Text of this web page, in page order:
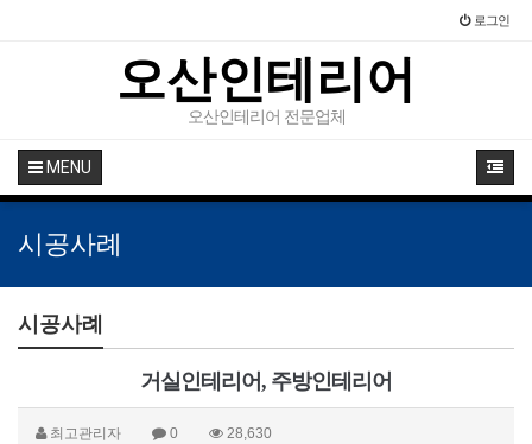
로그인
오산인테리어
오산인테리어 전문업체
MENU
시공사례
시공사례
거실인테리어, 주방인테리어
최고관리자 0 28,630